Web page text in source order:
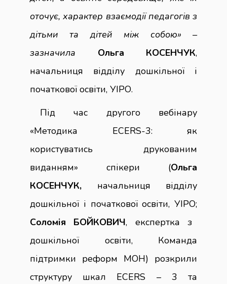
оточує, характер взаємодії педагогів з
дітьми та дітей між собою» –
зазначила Ольга КОСЕНЧУК,
начальниця відділу дошкільної і
початкової освіти, УІРО.
Під час другого вебінару
«Методика ECERS-3: як
користуватись друкованим
виданням» спікери (Ольга
КОСЕНЧУК, начальниця відділу
дошкільної і початкової освіти, УІРО;
Соломія БОЙКОВИЧ,
експертка з
дошкільної освіти, Команда
підтримки реформ МОН) розкрили
структуру шкал ECERS – 3 та